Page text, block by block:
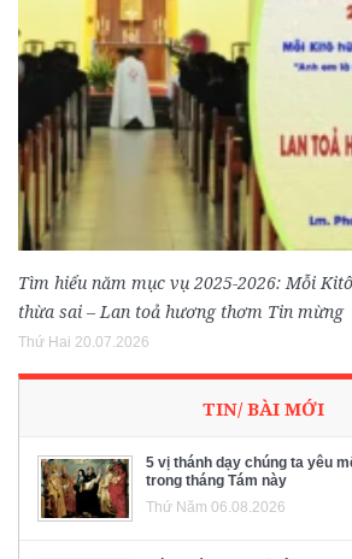
Tìm hiểu năm mục vụ 2025-2026: Mỗi
thừa sai – Lan toả hương thơm Tin mừng
Thứ Hai 20.07.2026
TIN/ BÀI MỚI
5 vị thánh dạy chúng ta yêu
trong tháng Tám này
Thứ Năm 06.08.2026